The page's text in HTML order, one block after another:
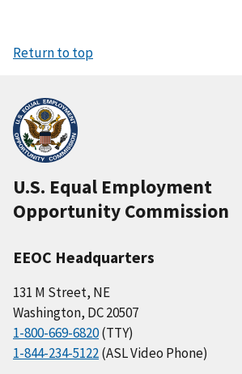
Return to top
U.S. Equal Employment
Opportunity Commission
EEOC Headquarters
131 M Street, NE
Washington, DC 20507
1-800-669-6820(TTY)
1-844-234-5122(ASL Video Phone)